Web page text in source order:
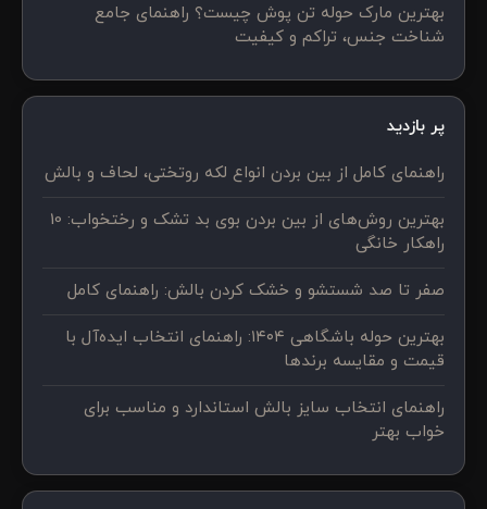
بهترین مارک حوله تن پوش چیست؟ راهنمای جامع
شناخت جنس، تراکم و کیفیت
پر بازدید
راهنمای کامل از بین بردن انواع لکه روتختی، لحاف و بالش
بهترین روش‌های از بین بردن بوی بد تشک و رختخواب: 10
راهکار خانگی
صفر تا صد شستشو و خشک کردن بالش: راهنمای کامل
بهترین حوله باشگاهی ۱۴۰۴: راهنمای انتخاب ایده‌آل با
قیمت و مقایسه برندها
راهنمای انتخاب سایز بالش استاندارد و مناسب برای
خواب بهتر